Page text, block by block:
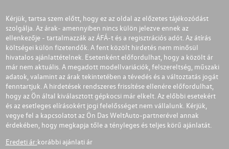
Kérjük, tartsa szem előtt, hogy ez az oldal az előzetes tájékozódást
szolgálja. Az árak- amennyiben nincs külön jelezve ennek az
ellenkezője - tartalmazzák az ÁFÁ-t és a regisztrációs adót. Az átírás
költségei külön fizetendők. A fent közölt hirdetés nem minősül
hivatalos ajánlattételnek. Esetenként előfordulhat, hogy a közölt ár
már nem aktuális. A megadott modellvariációk, felszereltség, műszaki
adatok, valamint az árak tekintetében a tévedés és a változtatás jogát
fenntartjuk. A hirdetések rendszeres frissítése ellenére előfordulhat,
hogy az Ön által kiválasztott gépkocsi már elkelt. Az előbbi esetekért
és az esetleges elírásokért jogi felelősséget nem vállalunk. Kérjük,
vegye fel a kapcsolatot az Ön Das WeltAuto-partnerével annak
érdekében, hogy megkapja tőle a tényleges és teljes körű ajánlatát.
Eredeti ár:korábbi ajánlati ár